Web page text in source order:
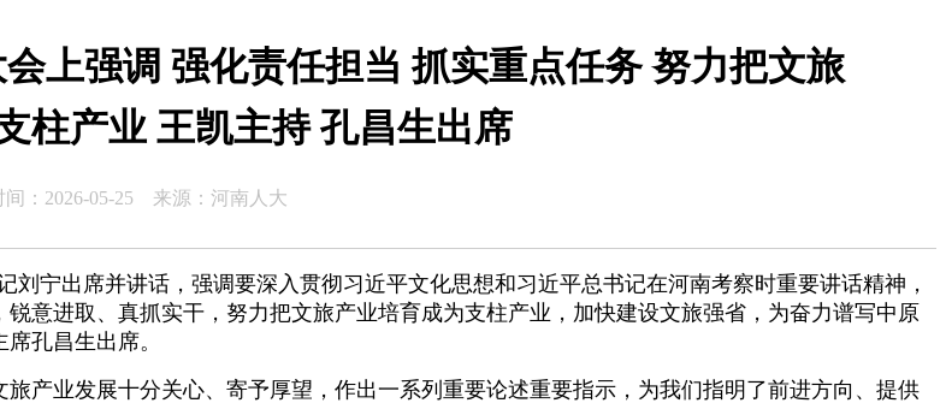
上强调 强化责任担当 抓实重点任务 努力把文旅
柱产业 王凯主持 孔昌生出席
间：2026-05-25 来源：河南人大
刘宁出席并讲话，强调要深入贯彻习近平文化思想和习近平总书记在河南考察时重要讲话精神，
意进取、真抓实干，努力把文旅产业培育成为支柱产业，加快建设文旅强省，为奋力谱写中原
孔昌生出席。
业发展十分关心、寄予厚望，作出一系列重要论述重要指示，为我们指明了前进方向、提供